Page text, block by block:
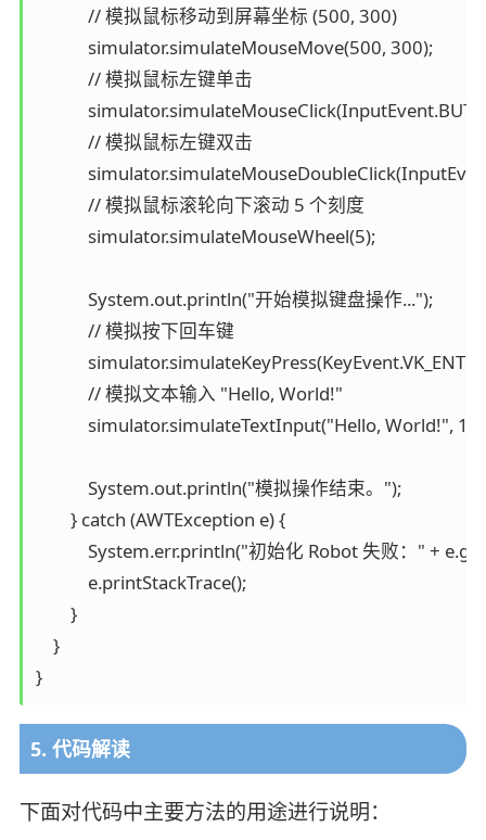
            // 模拟鼠标移动到屏幕坐标 (500, 300)
            simulator.simulateMouseMove(500, 300);
            // 模拟鼠标左键单击
            // 模拟鼠标左键双击
            // 模拟鼠标滚轮向下滚动 5 个刻度
            simulator.simulateMouseWheel(5);
            System.out.println("开始模拟键盘操作...");
            // 模拟按下回车键
            // 模拟文本输入 "Hello, World!"
simulator.simulateTextInput("Hello, World!",
            System.out.println("模拟操作结束。");
        } catch (AWTException e) {
System.err.println("初始化 Robot 失败：" +
            e.printStackTrace();
        }
    }
}
5. 代码解读
下面对代码中主要方法的用途进行说明：